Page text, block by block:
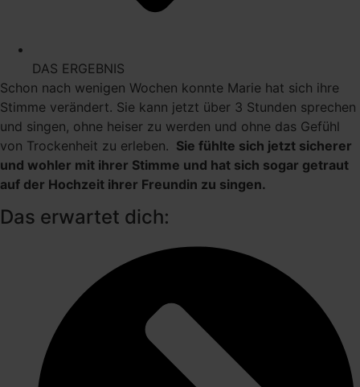
DAS ERGEBNIS
Schon nach wenigen Wochen konnte Marie hat sich ihre
Stimme verändert. Sie kann jetzt über 3 Stunden sprechen
und singen, ohne heiser zu werden und ohne das Gefühl
von Trockenheit zu erleben. Sie fühlte sich jetzt sicherer
und wohler mit ihrer Stimme und hat sich sogar getraut
auf der Hochzeit ihrer Freundin zu singen.
Das erwartet dich: